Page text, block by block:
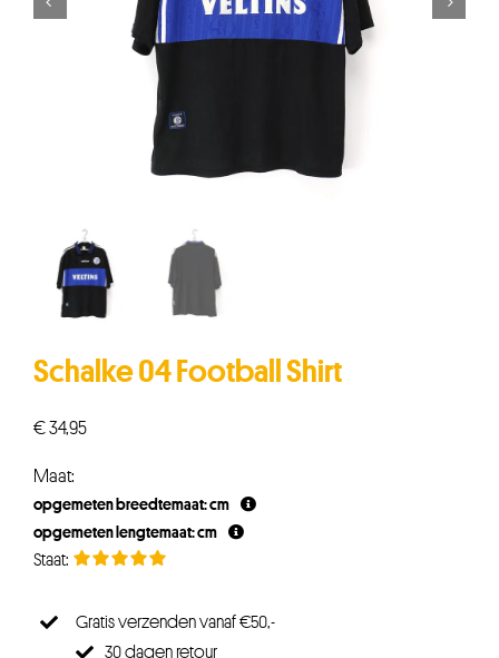
Schalke 04 Football Shirt
€34,95
Maat:
opgemeten breedtemaat: cm
opgemeten lengtemaat: cm
Gratis verzenden vanaf €50,-
30 dagen retour